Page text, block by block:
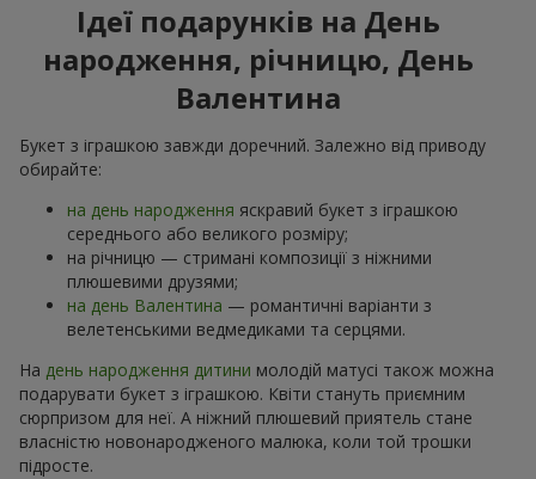
Ідеї подарунків на День
народження, річницю, День
Валентина
Букет з іграшкою завжди доречний. Залежно від приводу
обирайте:
на день народження яскравий букет з іграшкою
середнього або великого розміру;
на річницю — стримані композиції з ніжними
плюшевими друзями;
на день Валентина — романтичні варіанти з
велетенськими ведмедиками та серцями.
На день народження дитини молодій матусі також можна
подарувати букет з іграшкою. Квіти стануть приємним
сюрпризом для неї. А ніжний плюшевий приятель стане
власністю новонародженого малюка, коли той трошки
підросте.